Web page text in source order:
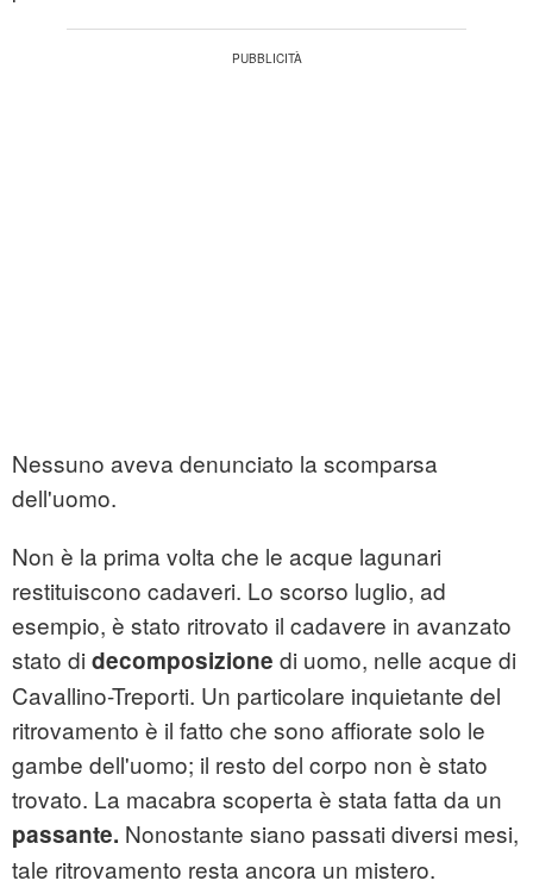
Nessuno aveva denunciato la scomparsa
dell'uomo.
Non è la prima volta che le acque lagunari
restituiscono cadaveri. Lo scorso luglio, ad
esempio, è stato ritrovato il cadavere in avanzato
stato di decomposizione di uomo, nelle acque di
Cavallino-Treporti. Un particolare inquietante del
ritrovamento è il fatto che sono affiorate solo le
gambe dell'uomo; il resto del corpo non è stato
trovato. La macabra scoperta è stata fatta da un
passante. Nonostante siano passati diversi mesi,
tale ritrovamento resta ancora un mistero.